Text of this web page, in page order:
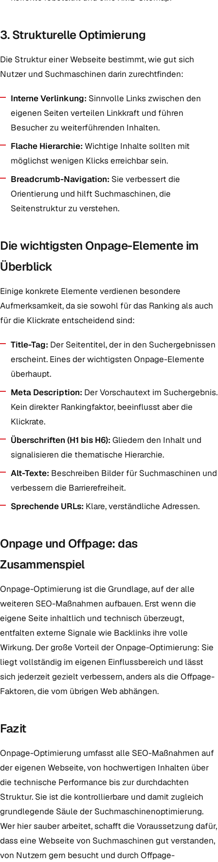
3. Strukturelle Optimierung
Die Struktur einer Webseite bestimmt, wie gut sich
Nutzer und Suchmaschinen darin zurechtfinden:
Interne Verlinkung: Sinnvolle Links zwischen den
eigenen Seiten verteilen Linkkraft und führen
Besucher zu weiterführenden Inhalten.
Flache Hierarchie: Wichtige Inhalte sollten mit
möglichst wenigen Klicks erreichbar sein.
Breadcrumb-Navigation: Sie verbessert die
Orientierung und hilft Suchmaschinen, die
Seitenstruktur zu verstehen.
Die wichtigsten Onpage-Elemente im
Überblick
Einige konkrete Elemente verdienen besondere
Aufmerksamkeit, da sie sowohl für das Ranking als auch
für die Klickrate entscheidend sind:
Title-Tag: Der Seitentitel, der in den Suchergebnissen
erscheint. Eines der wichtigsten Onpage-Elemente
überhaupt.
Meta Description: Der Vorschautext im Suchergebnis.
Kein direkter Rankingfaktor, beeinflusst aber die
Klickrate.
Überschriften (H1 bis H6): Gliedern den Inhalt und
signalisieren die thematische Hierarchie.
Alt-Texte: Beschreiben Bilder für Suchmaschinen und
verbessern die Barrierefreiheit.
Sprechende URLs: Klare, verständliche Adressen.
Onpage und Offpage: das
Zusammenspiel
Onpage-Optimierung ist die Grundlage, auf der alle
weiteren SEO-Maßnahmen aufbauen. Erst wenn die
eigene Seite inhaltlich und technisch überzeugt,
entfalten externe Signale wie Backlinks ihre volle
Wirkung. Der große Vorteil der Onpage-Optimierung: Sie
liegt vollständig im eigenen Einflussbereich und lässt
sich jederzeit gezielt verbessern, anders als die Offpage-
Faktoren, die vom übrigen Web abhängen.
Fazit
Onpage-Optimierung umfasst alle SEO-Maßnahmen auf
der eigenen Webseite, von hochwertigen Inhalten über
die technische Performance bis zur durchdachten
Struktur. Sie ist die kontrollierbare und damit zugleich
grundlegende Säule der Suchmaschinenoptimierung.
Wer hier sauber arbeitet, schafft die Voraussetzung dafür,
dass eine Webseite von Suchmaschinen gut verstanden,
von Nutzern gern besucht und durch Offpage-